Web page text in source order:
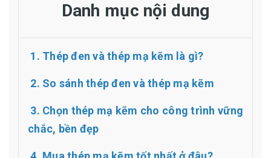
Danh mục nội dung
1. Thép đen và thép mạ kẽm là gì?
2. So sánh thép đen và thép mạ kẽm
3. Chọn thép mạ kẽm cho công trình vững
chắc, bền đẹp